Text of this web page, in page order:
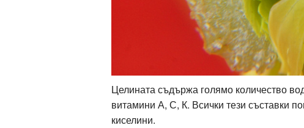
Целината съдържа голямо количество
витамини А, С, К. Всички тези съставки
киселини.